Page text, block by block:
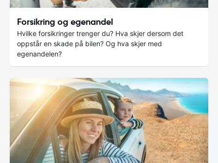
Forsikring og egenandel
Hvilke forsikringer trenger du? Hva skjer dersom det
oppstår en skade på bilen? Og hva skjer med
egenandelen?